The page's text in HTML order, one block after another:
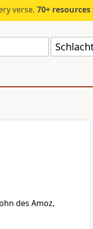
verse. 70+ resources
des Amoz,